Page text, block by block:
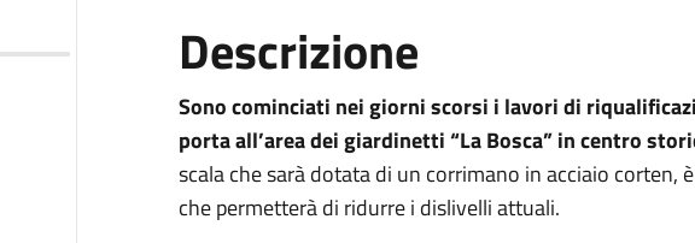
Descrizione
Sono cominciati nei giorni scorsi i lavori di
porta all’area dei giardinetti “La Bosca” in centro
scala che sarà dotata di un corrimano in acciaio corten,
che permetterà di ridurre i dislivelli attuali.